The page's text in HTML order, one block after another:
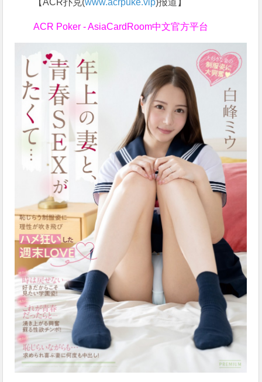
【ACR扑克(www.acrpuke.vip)报道】
ACR Poker - AsiaCardRoom中文官方平台